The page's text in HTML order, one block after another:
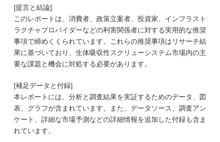
[提言と結論]
このレポートは、消費者、政策立案者、投資家、インフラスト
ラクチャプロバイダーなどの利害関係者に対する実用的な推奨
事項で締めくくられています。これらの推奨事項はリサーチ結
果に基づいており、生体吸収性スクリューシステム市場内の主
要な課題と機会に対処する必要があります。
[補足データと付録]
本レポートには、分析と調査結果を実証するためのデータ、図
表、グラフが含まれています。また、データソース、調査アン
ケート、詳細な市場予測などの詳細情報を追加した付録も含ま
れています。